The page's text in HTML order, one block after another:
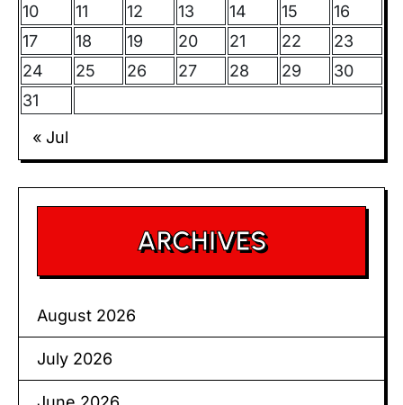
10
11 12 13 14 15
16
17
18 19 20 21 22
23
24
25 26 27 28 29
30
31
« Jul
ARCHIVES
August 2026
July 2026